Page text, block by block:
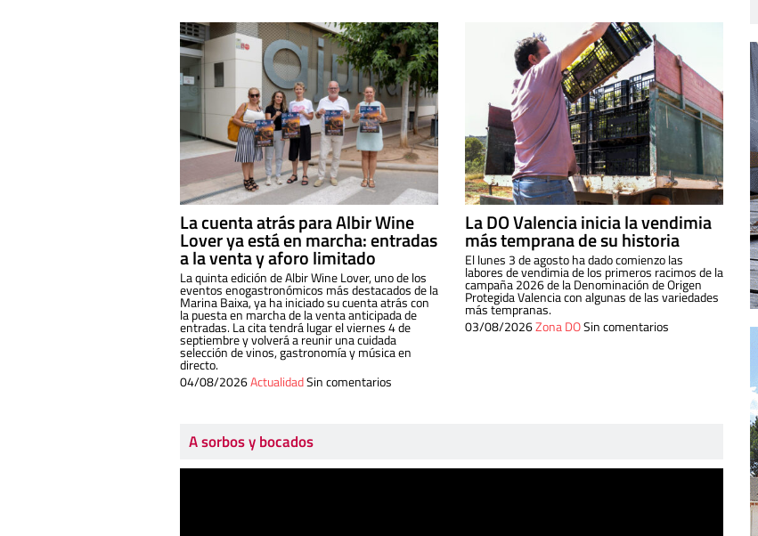
La cuenta atrás para Albir Wine
Lover ya está en marcha: entradas
a la venta y aforo limitado
La quinta edición de Albir Wine Lover, uno de los
eventos enogastronómicos más destacados de la
Marina Baixa, ya ha iniciado su cuenta atrás con
la puesta en marcha de la venta anticipada de
entradas. La cita tendrá lugar el viernes 4 de
septiembre y volverá a reunir una cuidada
selección de vinos, gastronomía y música en
directo.
04/08/2026ActualidadSin comentarios
La DO Valencia inicia la vendimia
más temprana de su historia
El lunes 3 de agosto ha dado comienzo las
labores de vendimia de los primeros racimos de la
campaña 2026 de la Denominación de Origen
Protegida Valencia con algunas de las variedades
más tempranas.
03/08/2026Zona DOSin comentarios
A sorbos y bocados